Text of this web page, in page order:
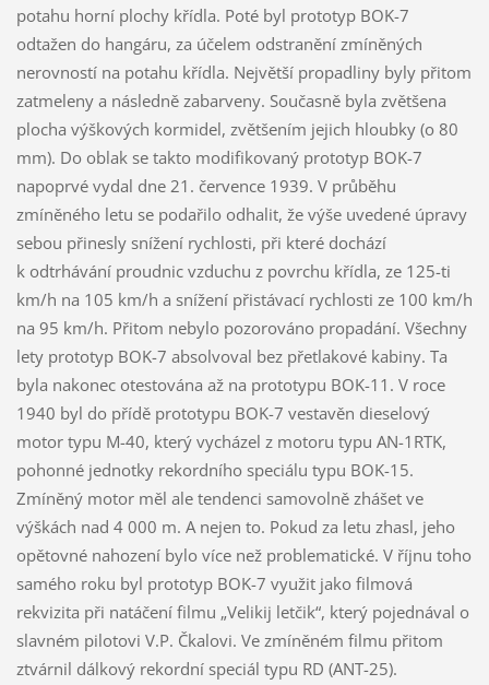
potahu horní plochy křídla. Poté byl prototyp BOK-7
odtažen do hangáru, za účelem odstranění zmíněných
nerovností na potahu křídla. Největší propadliny byly přitom
zatmeleny a následně zabarveny. Současně byla zvětšena
plocha výškových kormidel, zvětšením jejich hloubky (o 80
mm). Do oblak se takto modifikovaný prototyp BOK-7
napoprvé vydal dne 21. července 1939. V průběhu
zmíněného letu se podařilo odhalit, že výše uvedené úpravy
sebou přinesly snížení rychlosti, při které dochází
k odtrhávání proudnic vzduchu z povrchu křídla, ze 125-ti
km/h na 105 km/h a snížení přistávací rychlosti ze 100 km/h
na 95 km/h. Přitom nebylo pozorováno propadání. Všechny
lety prototyp BOK-7 absolvoval bez přetlakové kabiny. Ta
byla nakonec otestována až na prototypu BOK-11. V roce
1940 byl do přídě prototypu BOK-7 vestavěn dieselový
motor typu M-40, který vycházel z motoru typu AN-1RTK,
pohonné jednotky rekordního speciálu typu BOK-15.
Zmíněný motor měl ale tendenci samovolně zhášet ve
výškách nad 4 000 m. A nejen to. Pokud za letu zhasl, jeho
opětovné nahození bylo více než problematické. V říjnu toho
samého roku byl prototyp BOK-7 využit jako filmová
rekvizita při natáčení filmu „Velikij letčik“, který pojednával o
slavném pilotovi V.P. Čkalovi. Ve zmíněném filmu přitom
ztvárnil dálkový rekordní speciál typu RD (ANT-25).